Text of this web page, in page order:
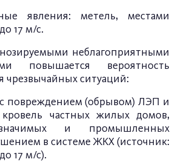
явления: метель, местами
17 м/с.
неблагоприятными
повышается вероятность
чрезвычайных ситуаций:
повреждением (обрывом) ЛЭП и
частных жилых домов,
и промышленных
в системе ЖКХ (источник:
17 м/с).